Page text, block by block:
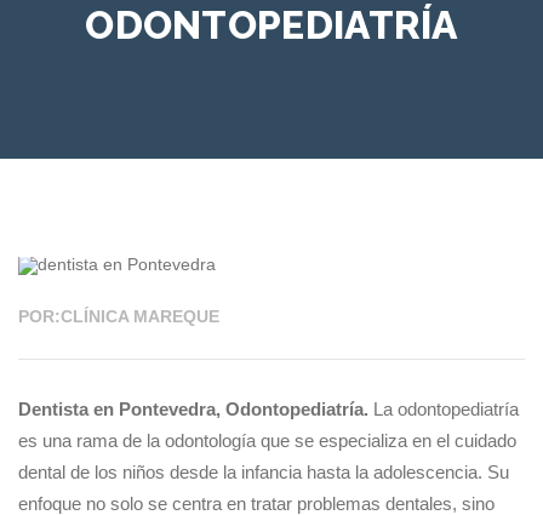
ODONTOPEDIATRÍA
POR:CLÍNICA MAREQUE
Dentista en Pontevedra, Odontopediatría. La odontopediatría
es una rama de la odontología que se especializa en el cuidado
dental de los niños desde la infancia hasta la adolescencia. Su
enfoque no solo se centra en tratar problemas dentales, sino